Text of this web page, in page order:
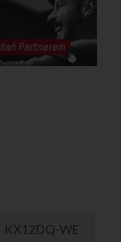
KX12DQ-WE